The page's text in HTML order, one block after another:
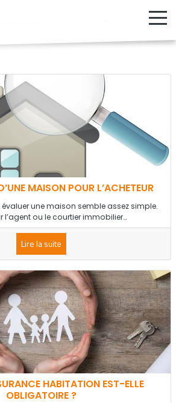
MAISON POUR L’ACHETEUR
une maison semble assez simple.
l’agent ou le courtier immobilier…
Lire la suite
HABITATION EST-ELLE
OBLIGATOIRE ?